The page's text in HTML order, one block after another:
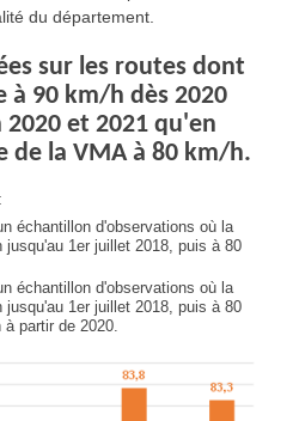
du département.
sur les routes dont
à 90 km/h dès 2020
et 2021 qu'en
de la VMA à 80 km/h.
échantillon d'observations où la
1er juillet 2018, puis à 80
échantillon d'observations où la
1er juillet 2018, puis à 80
partir de 2020.